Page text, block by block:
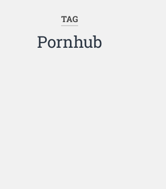
TAG
Pornhub